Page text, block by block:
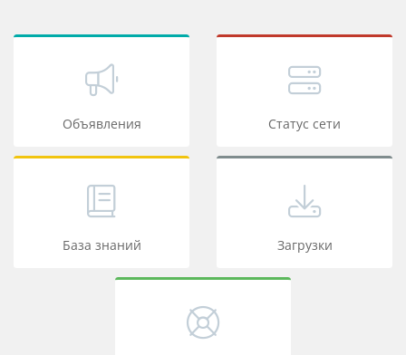
Объявления Статус сети
База знаний Загрузки